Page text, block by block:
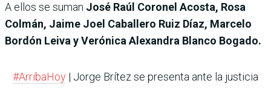
A ellos se suman José Raúl Coronel Acosta, Rosa
Colmán, Jaime Joel Caballero Ruiz Díaz, Marcelo
Bordón Leiva y Verónica Alexandra Blanco Bogado.
#ArribaHoy | Jorge Brítez se presenta ante la justicia